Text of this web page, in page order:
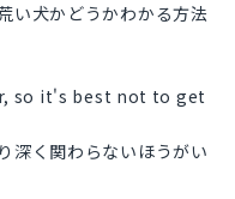
い犬かどうかわかる方法
so it's best not to get
深く関わらないほうがい